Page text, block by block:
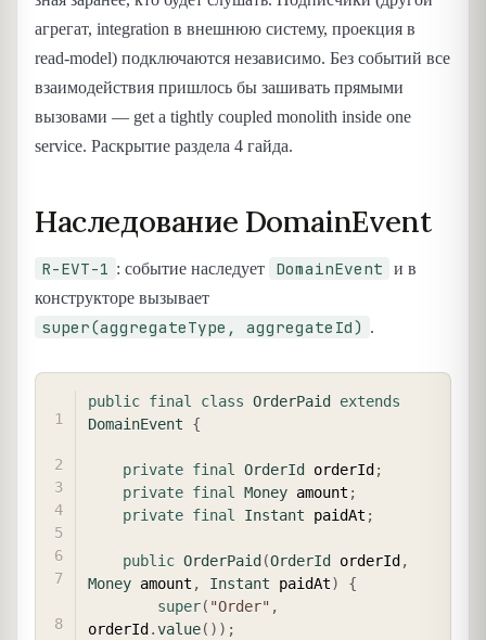
агрегат, integration в внешнюю систему, проекция в
read-model) подключаются независимо. Без событий все
взаимодействия пришлось бы зашивать прямыми
вызовами — get a tightly coupled monolith inside one
service. Раскрытие раздела 4 гайда.
Наследование DomainEvent
R-EVT-1 : событие наследует DomainEvent
и в
конструкторе вызывает
super(aggregateType, aggregateId) .
public final class OrderPaid
extends
DomainEvent
{
private final OrderId orderId ;
private final Money amount ;
private final Instant paidAt ;
public OrderPaid (OrderId orderId ,
Money amount , Instant paidAt)
{
super( "Order" ,
orderId .value( ) ) ;